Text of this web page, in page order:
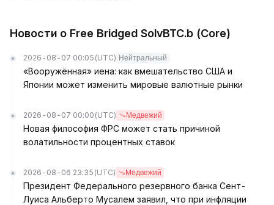
Новости о Free Bridged SolvBTC.b (Core)
2026-08-07 00:05 (UTC) Нейтральный
«Вооружённая» иена: как вмешательство США и
Японии может изменить мировые валютные рынки
2026-08-07 00:00 (UTC) Медвежий
Новая философия ФРС может стать причиной
волатильности процентных ставок
2026-08-06 23:35 (UTC) Медвежий
Президент Федерального резервного банка Сент-
Луиса Альберто Мусалем заявил, что при инфляции